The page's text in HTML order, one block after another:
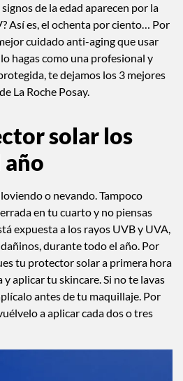
de la edad aparecen por la
Así es, el ochenta por ciento… Por
cuidado anti-aging que usar
hagas como una profesional y
te dejamos los 3 mejores
La Roche Posay.
solar los
año
o nevando. Tampoco
en tu cuarto y no piensas
expuesta a los rayos UVB y UVA,
durante todo el año. Por
tu protector solar a primera hora
y aplicar tu skincare. Si no te lavas
antes de tu maquillaje. Por
a aplicar cada dos o tres